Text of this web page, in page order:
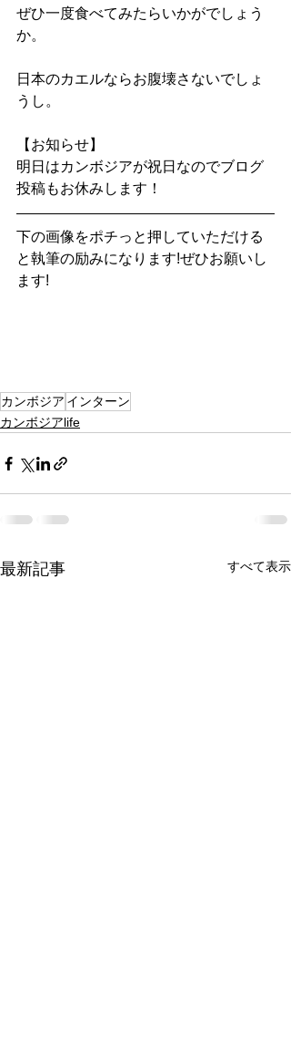
ぜひ一度食べてみたらいかがでしょう
か。
日本のカエルならお腹壊さないでしょ
うし。
【お知らせ】
明日はカンボジアが祝日なのでブログ
投稿もお休みします！
下の画像をポチっと押していただける
と執筆の励みになります!ぜひお願いし
ます!
カンボジア インターン
カンボジアlife
最新記事 すべて表示